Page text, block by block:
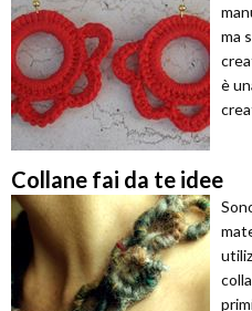
ma
è
Collane fai da te idee